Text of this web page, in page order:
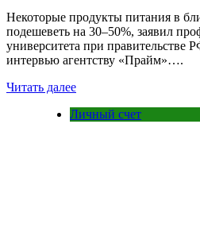
Некоторые продукты питания в
подешеветь на 30–50%, заявил
университета при правительстве
интервью агентству «Прайм»….
Читать далее
Личный счет